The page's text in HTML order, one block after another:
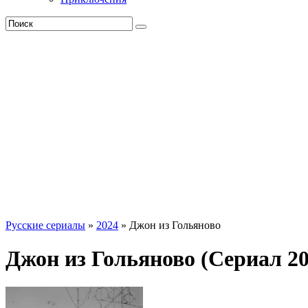
Русские сериалы » 2024 » Джон из Гольяново
Джон из Гольяново (Сериал